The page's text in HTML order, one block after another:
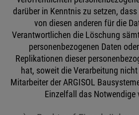
darüber in Kenntnis zu setzen,
von diesen anderen für die
Verantwortlichen die Löschung
personenbezogenen Daten
Replikationen dieser
hat, soweit die Verarbeitung
Mitarbeiter der ARGISOL
Einzelfall das Notwendige